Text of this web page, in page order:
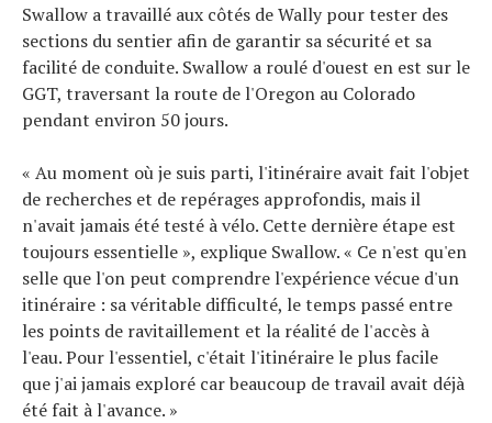
Swallow a travaillé aux côtés de Wally pour tester des
sections du sentier afin de garantir sa sécurité et sa
facilité de conduite. Swallow a roulé d'ouest en est sur le
GGT, traversant la route de l'Oregon au Colorado
pendant environ 50 jours.
« Au moment où je suis parti, l'itinéraire avait fait l'objet
de recherches et de repérages approfondis, mais il
n'avait jamais été testé à vélo. Cette dernière étape est
toujours essentielle », explique Swallow. « Ce n'est qu'en
selle que l'on peut comprendre l'expérience vécue d'un
itinéraire : sa véritable difficulté, le temps passé entre
les points de ravitaillement et la réalité de l'accès à
l'eau. Pour l'essentiel, c'était l'itinéraire le plus facile
que j'ai jamais exploré car beaucoup de travail avait déjà
été fait à l'avance. »